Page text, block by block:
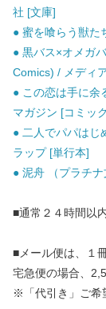
社 [文庫]
● 蜜を喰らう獣た
● 黒バス×オメガ
Comics) / メディ
● この恋は手に余
マガジン [コミッ
● 二人でパパはじ
ラップ [単行本]
● 泥舟 （プラチ
■通常２４時間以
■メール便は、１
宅急便の場合、
※「代引き」ご希